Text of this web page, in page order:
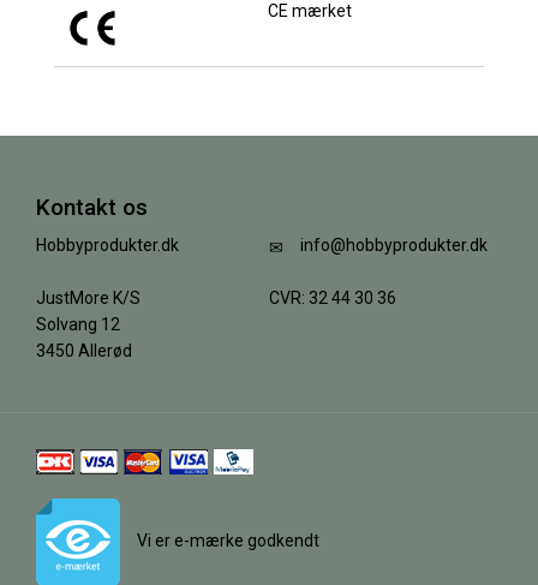
CE mærket
Kontakt os
Hobbyprodukter.dk
JustMore K/S
Solvang 12
3450 Allerød
info@hobbyprodukter.dk
CVR: 32 44 30 36
Vi er e-mærke godkendt